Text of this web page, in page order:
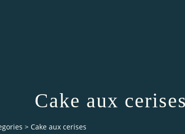
Cake aux cerises
> Cake aux cerises